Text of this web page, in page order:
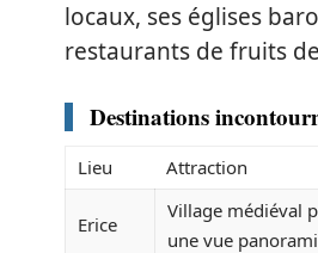
locaux, ses églises
restaurants de fruits
Destinations
Lieu Attraction
Erice
Village médiéval
une vue